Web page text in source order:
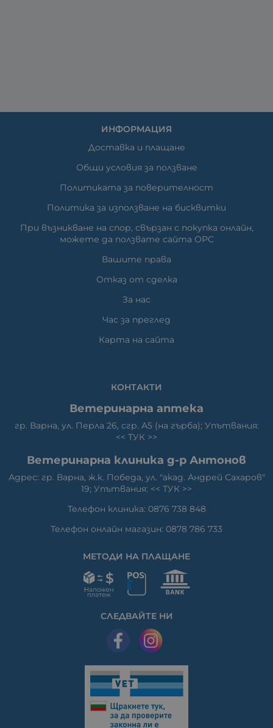
ИНФОРМАЦИЯ
Доставка и плащане
Общи условия за ползване
Политиката за поверителност
Политика за използване на бисквитки
При възникване на спор, свързан с покупка онлайн,
можете да ползвате сайта ОРС
Вашите права
Отказ от сделка
За нас
Час за преглед
Карта на сайта
КОНТАКТИ
Ветеринарна аптека
гр. Варна, ул. Перла 26, сгр. А5 (на гърба); Упътвания:
<< ТУК >>
Ветеринарна клиника д-р Антонов
Адрес: гр. Варна, ж.к. Победа, ул. "акад. Андрей Сахаров"
19; Упътвания: << ТУК >>
Телефон клиника: 0876 738 848
Телефон онлайн магазин: 0878 786 733
МЕТОДИ НА ПЛАЩАНЕ
СЛЕДВАЙТЕ НИ